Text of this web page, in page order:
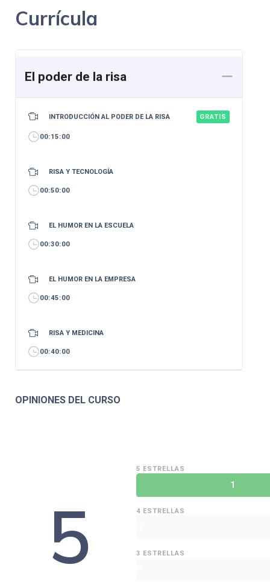
Currícula
El poder de la risa
INTRODUCCIÓN AL PODER DE LA RISA GRATIS
00:15:00
RISA Y TECNOLOGÍA
00:50:00
EL HUMOR EN LA ESCUELA
00:30:00
EL HUMOR EN LA EMPRESA
00:45:00
RISA Y MEDICINA
00:40:00
OPINIONES DEL CURSO
5
5 ESTRELLAS
1
4 ESTRELLAS
3 ESTRELLAS